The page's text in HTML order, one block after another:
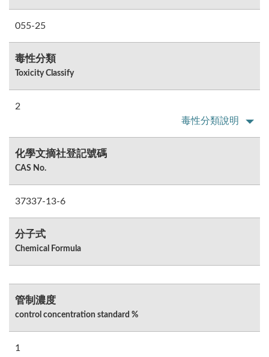
055-25
毒性分類
Toxicity Classify
2
毒性分類說明
化學文摘社登記號碼
CAS No.
37337-13-6
分子式
Chemical Formula
管制濃度
control concentration standard %
1